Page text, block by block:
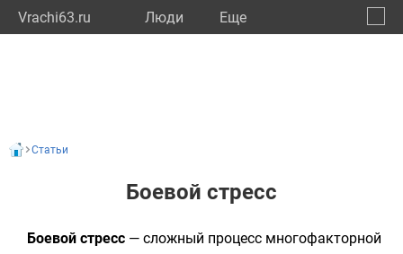
Vrachi63.ru Люди Eще
Статьи
Боевой стресс
Боевой стресс — сложный процесс многофакторной